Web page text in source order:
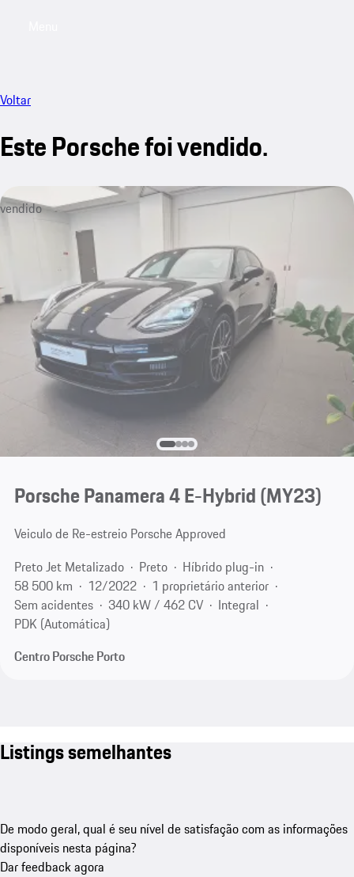
Voltar
Este Porsche foi vendido.
vendido
Porsche Panamera 4 E-Hybrid (MY23)
Veiculo de Re-estreio Porsche Approved
Preto Jet Metalizado
Preto
Híbrido plug-in
58 500 km
12/2022
1 proprietário anterior
Sem acidentes
340 kW / 462 CV
Integral
PDK (Automática)
Centro Porsche Porto
Listings semelhantes
De modo geral, qual é seu nível de satisfação com as informações
disponíveis nesta página?
Dar feedback agora